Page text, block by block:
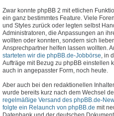
Zwar konnte phpBB 2 mit etlichen
ein ganz bestimmtes Feature. Viele
und Styles zurück oder legten selbst
Administratoren, die Anpassungen an
wollten oder konnten, sondern sich
Ansprechpartner helfen lassen wollten.
starteten wir die phpBB.de-Jobbörse , in
Aufträge mit Bezug zu phpBB einstellen
auch in angepasster Form, noch heute.
Aber auch bei den redaktionellen
wurde bereits kurz nach dem Wechsel
regelmäßige Versand des phpBB.de-
folgte ein Relaunch von phpBB.de mit